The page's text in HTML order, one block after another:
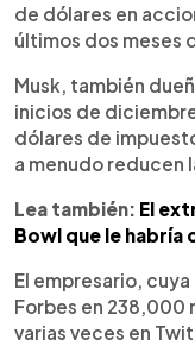
de dólares en
últimos dos meses
Musk, también
inicios de
dólares de
a menudo reducen
Lea también: El
Bowl que le habría
El empresario,
Forbes en 238,000
varias veces en